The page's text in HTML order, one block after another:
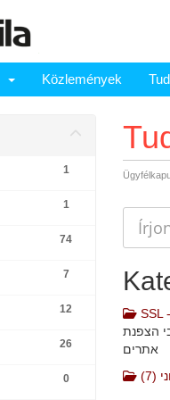
Közlemények
1
1
74
7
12
26
0
הצפנת
אתרים
(7)